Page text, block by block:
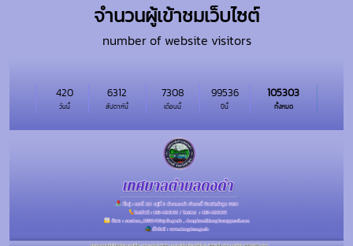
จำนวนผู้เข้าชมเว็บไซต์
number of website visitors
วันนี้
420
สัปดาห์นี้
6312
เดือนนี้
7308
ปีนี้
99536
ทั้งหมด
105303